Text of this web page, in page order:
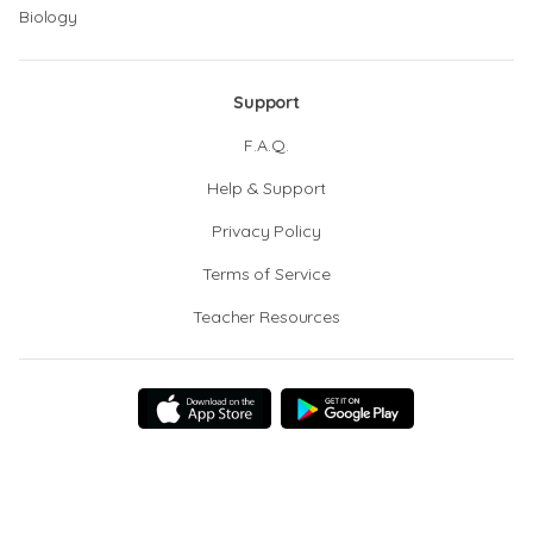
Biology
Support
F.A.Q.
Help & Support
Privacy Policy
Terms of Service
Teacher Resources